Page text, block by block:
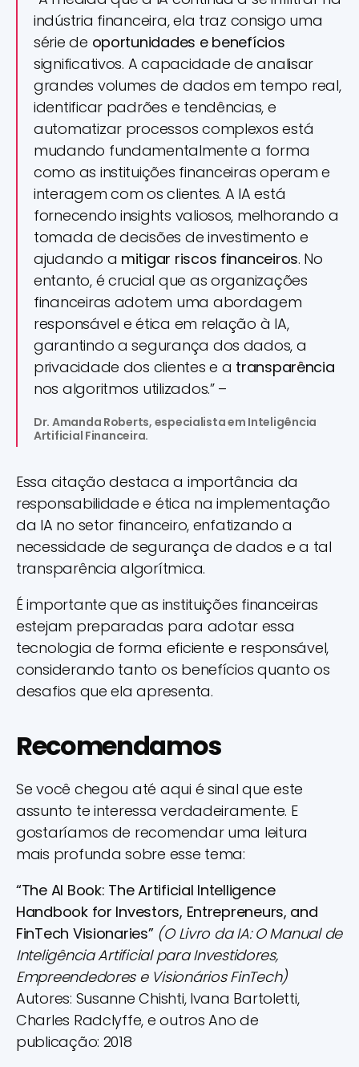
indústria financeira, ela traz consigo uma
série de oportunidades e benefícios
significativos. A capacidade de analisar
grandes volumes de dados em tempo real,
identificar padrões e tendências, e
automatizar processos complexos está
mudando fundamentalmente a forma
como as instituições financeiras operam e
interagem com os clientes. A IA está
fornecendo insights valiosos, melhorando a
tomada de decisões de investimento e
ajudando a mitigar riscos financeiros. No
entanto, é crucial que as organizações
financeiras adotem uma abordagem
responsável e ética em relação à IA,
garantindo a segurança dos dados, a
privacidade dos clientes e a transparência
nos algoritmos utilizados.” –
Dr. Amanda Roberts, especialista em Inteligência
Artificial Financeira.
Essa citação destaca a importância da
responsabilidade e ética na implementação
da IA no setor financeiro, enfatizando a
necessidade de segurança de dados e a tal
transparência algorítmica.
É importante que as instituições financeiras
estejam preparadas para adotar essa
tecnologia de forma eficiente e responsável,
considerando tanto os benefícios quanto os
desafios que ela apresenta.
Recomendamos
Se você chegou até aqui é sinal que este
assunto te interessa verdadeiramente. E
gostaríamos de recomendar uma leitura
mais profunda sobre esse tema:
“The AI Book: The Artificial Intelligence
Handbook for Investors, Entrepreneurs, and
FinTech Visionaries” (O Livro da IA: O Manual de
Inteligência Artificial para Investidores,
Empreendedores e Visionários FinTech)
Autores: Susanne Chishti, Ivana Bartoletti,
Charles Radclyffe, e outros Ano de
publicação: 2018